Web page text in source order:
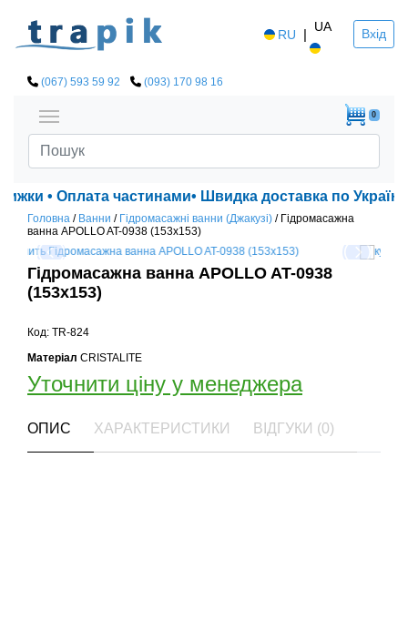
RU | UA Вхід
(067) 593 59 92 (093) 170 98 16
0
• Оплата частинами• Швидка доставка по Україні!
Головна / Ванни / Гідромасажні ванни (Джакузі) / Гідромасажна
ванна APOLLO AT-0938 (153х153)
Гідромасажна ванна APOLLO AT-0938
(153х153)
Код: TR-824
Матеріал CRISTALITE
Уточнити ціну у менеджера
ОПИС ХАРАКТЕРИСТИКИ ВІДГУКИ (0)